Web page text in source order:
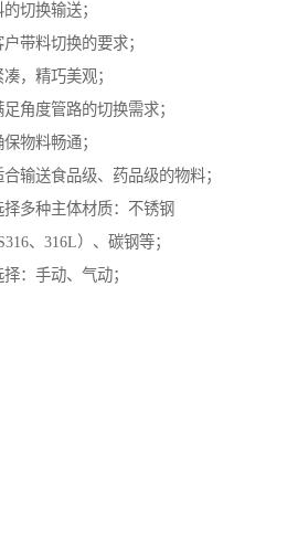
切换输送；
带料切换的要求；
，精巧美观；
角度管路的切换需求；
物料畅通；
输送食品级、药品级的物料；
多种主体材质：不锈钢
、316L）、碳钢等；
：手动、气动；